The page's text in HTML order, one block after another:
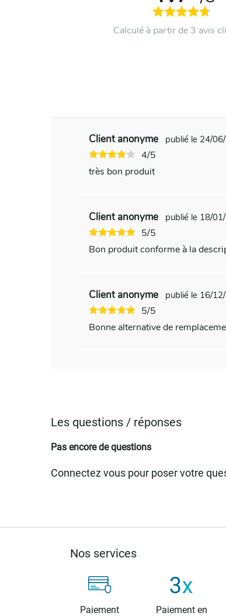
Calculé à partir de 3 avis
Client anonyme publié le 24/
4/5
très bon produit
Client anonyme publié le 18/
5/5
Bon produit conforme à la
Client anonyme publié le 16/
5/5
Bonne alternative de
Les questions / réponses
Pas encore de questions
Connectez vous pour poser votre
Nos services
Paiement
Paiement en